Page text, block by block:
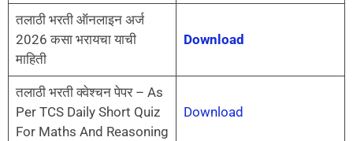
तलाठी भरती ऑनलाइन अर्ज
2026 कसा भरायचा याची
माहिती
Download
तलाठी भरती क्वेश्चन पेपर – As
Per TCS Daily Short Quiz
For Maths And Reasoning
Download